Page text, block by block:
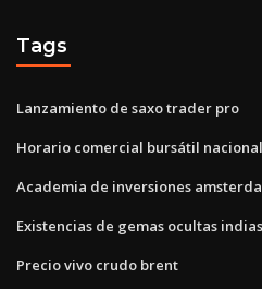
Tags
Lanzamiento de saxo trader pro
Horario comercial bursátil
Academia de inversiones
Existencias de gemas ocultas indias
Precio vivo crudo brent